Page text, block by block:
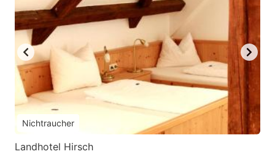
Nichtraucher
Landhotel Hirsch